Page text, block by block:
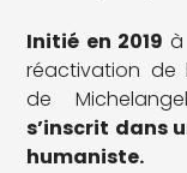
Initié en 2019
réactivation de
de
s’inscrit dans
humaniste.